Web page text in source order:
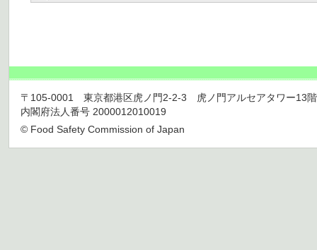
〒105-0001 東京都港区虎ノ門2-2-3 虎ノ門アルセアタワー13
内閣府法人番号 2000012010019
© Food Safety Commission of Japan